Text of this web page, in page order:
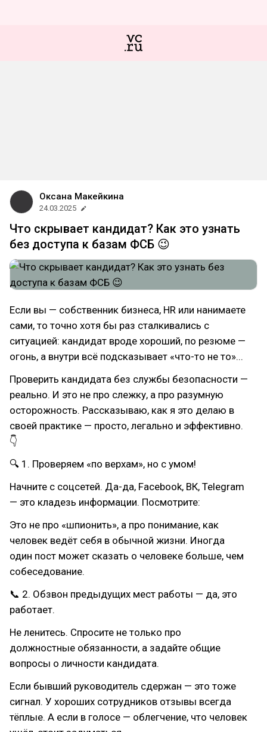
Оксана Макейкина
24.03.2025
Что скрывает кандидат? Как это узнать
без доступа к базам ФСБ 😉
Если вы — собственник бизнеса, HR или нанимаете
сами, то точно хотя бы раз сталкивались с
ситуацией: кандидат вроде хороший, по резюме —
огонь, а внутри всё подсказывает «что-то не то»...
Проверить кандидата без службы безопасности —
реально. И это не про слежку, а про разумную
осторожность. Рассказываю, как я это делаю в
своей практике — просто, легально и эффективно.
👇
🔍 1. Проверяем «по верхам», но с умом!
Начните с соцсетей. Да-да, Facebook, ВК, Telegram
— это кладезь информации. Посмотрите:
Это не про «шпионить», а про понимание, как
человек ведёт себя в обычной жизни. Иногда
один пост может сказать о человеке больше, чем
собеседование.
📞 2. Обзвон предыдущих мест работы — да, это
работает.
Не ленитесь. Спросите не только про
должностные обязанности, а задайте общие
вопросы о личности кандидата.
Если бывший руководитель сдержан — это тоже
сигнал. У хороших сотрудников отзывы всегда
тёплые. А если в голосе — облегчение, что человек